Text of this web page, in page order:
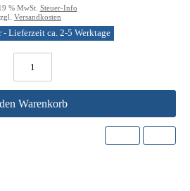
% MwSt. Steuer-Info
Versandkosten
- Lieferzeit ca. 2-5 Werktage
Warenkorb